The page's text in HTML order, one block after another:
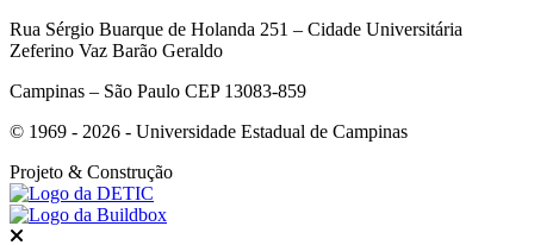
Rua Sérgio Buarque de Holanda 251 – Cidade Universitária
Zeferino Vaz Barão Geraldo
Campinas – São Paulo CEP 13083-859
© 1969 - 2026 - Universidade Estadual de Campinas
Projeto & Construção